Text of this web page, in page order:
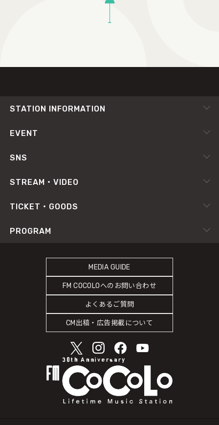
STATION INFORMATION
会社概要
番組審議会
プライバシーポリシー
緊急地震速報の対応
災害情報共有パートナーシップ
人権尊重・コンプライアンスに関する調査の結果について
EVENT
ピックアップ
SNS
RADIPASS
Instagram
STREAM・VIDEO
radiko.jp
TICKET・GOODS
RADIPASS TICKET
PROGRAM
MEDIA GUIDE
FM COCOLOへのお問い合わせ
よくあるご質問
CM出稿・広告掲載について